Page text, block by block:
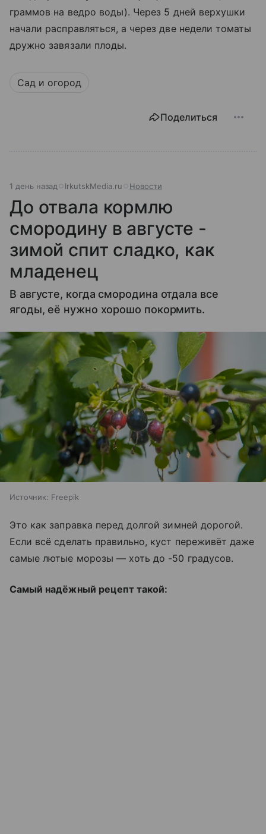
граммов на ведро воды). Через 5 дней верхушки
начали расправляться, а через две недели томаты
дружно завязали плоды.
Сад и огород
Поделиться
1 день назад IrkutskMedia.ru Новости
До отвала кормлю
смородину в августе -
зимой спит сладко, как
младенец
В августе, когда смородина отдала все
ягоды, её нужно хорошо покормить.
Источник: Freepik
Это как заправка перед долгой зимней дорогой.
Если всё сделать правильно, куст переживёт даже
самые лютые морозы — хоть до -50 градусов.
Самый надёжный рецепт такой: